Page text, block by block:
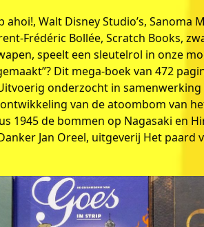
ahoi!, Walt Disney Studio’s, Sanoma
Frédéric Bollée, Scratch Books,
speelt een sleutelrol in onze
Dit mega-boek van 472
onderzocht in
van de atoombom van
1945 de bommen op Nagasaki en
Jan Oreel, uitgeverij Het paard